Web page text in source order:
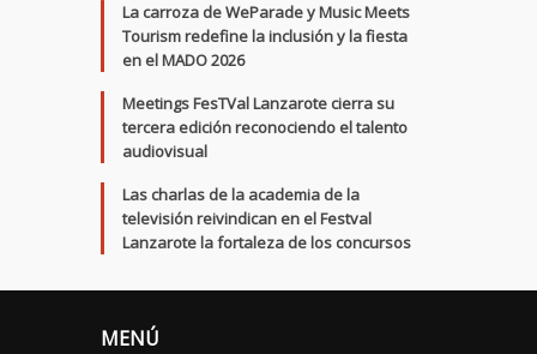
La carroza de WeParade y Music Meets
Tourism redefine la inclusión y la fiesta
en el MADO 2026
Meetings FesTVal Lanzarote cierra su
tercera edición reconociendo el talento
audiovisual
Las charlas de la academia de la
televisión reivindican en el Festval
Lanzarote la fortaleza de los concursos
MENÚ